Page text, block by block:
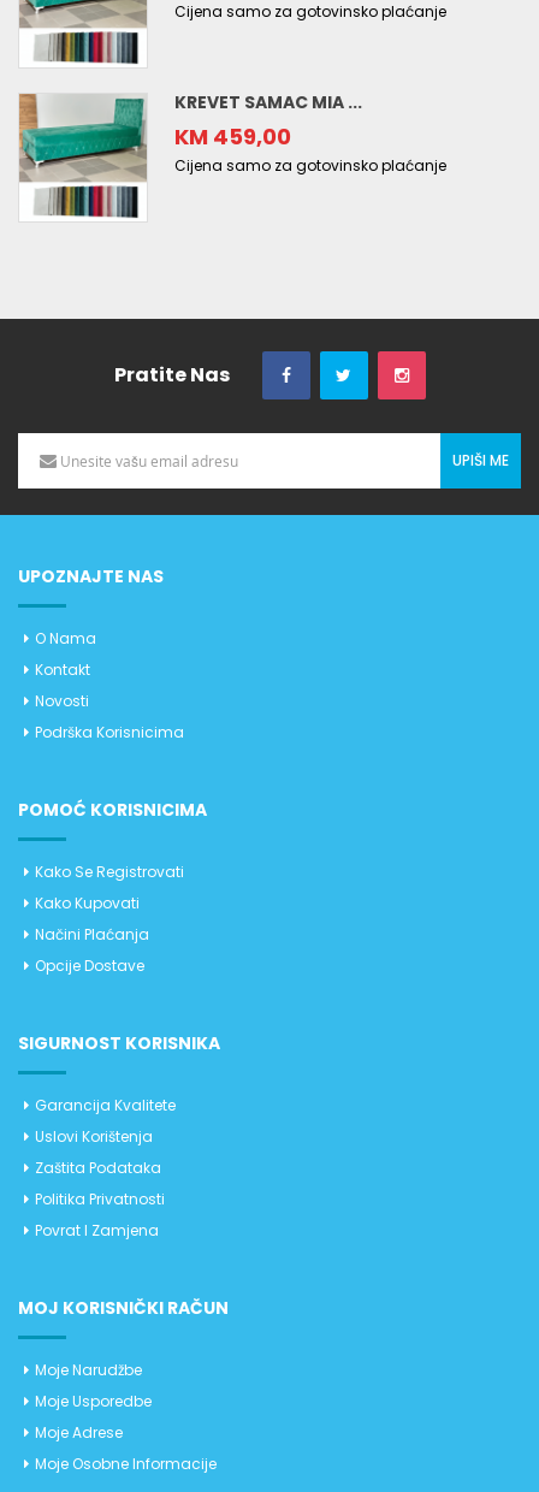
Cijena samo za gotovinsko plaćanje
KREVET SAMAC MIA ...
KM 459,00
Cijena samo za gotovinsko plaćanje
Pratite Nas
UPIŠI ME
UPOZNAJTE NAS
O Nama
Kontakt
Novosti
Podrška Korisnicima
POMOĆ KORISNICIMA
Kako Se Registrovati
Kako Kupovati
Načini Plaćanja
Opcije Dostave
SIGURNOST KORISNIKA
Garancija Kvalitete
Uslovi Korištenja
Zaštita Podataka
Politika Privatnosti
Povrat I Zamjena
MOJ KORISNIČKI RAČUN
Moje Narudžbe
Moje Usporedbe
Moje Adrese
Moje Osobne Informacije